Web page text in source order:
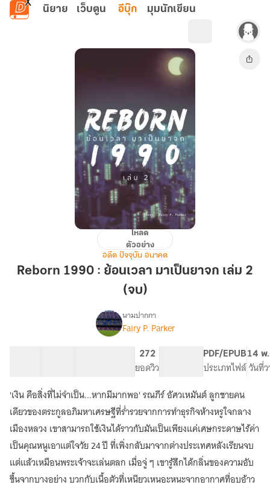
ข้ามไปยังเนื้อหาหลัก
นิยาย เว็บตูน อีบุ๊ก มุมนักเขียน
Reborn
:
(จบ)
โหลด
ตัวอย่าง
อดีต ปัจจุบัน อนาคต
Reborn 1990 : ย้อนเวลา มาเป็นยาจก เล่ม 2
(จบ)
เรื่อง Reborn
ย้อน
เวลา
มา
เป็น
ยาจก
นามปากกา
Fairy P. Parker
272
ยอดวิว
PDF/EPUB
ประเภทไฟล์
14 พ
วันที่
'เงิน คือสิ่งที่ไม่จำเป็น...หากมีมากพอ' รณภีร์ อัศวเหมันต์ ลูกชายคน
เดียวของตระกูลอภิมหาเศรษฐีที่ร่ำรวยจากการทำธุรกิจห้างหรูใจกลาง
เมืองหลวง เขาสามารถใช้เงินได้ราวกับมันเป็นเพียงแค่เศษกระดาษไร้ค่า
เป็นคุณหนูเอาแต่ใจวัย 24 ปี ที่เพิ่งกลับมาจากต่างประเทศหลังเรียนจบ
แต่แล้วเหมือนพระเจ้าจะเล่นตลก เมื่อจู่ ๆ เขารู้สึกได้กลิ่นของความอับ
ชื้นจากบางอย่าง บวกกับเนื้อตัวที่เหนียวเหนอะหนะจากอากาศที่อบอ้าว